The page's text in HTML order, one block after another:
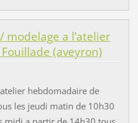
a l’atelier
(aveyron)
hebdomadaire de
les jeudi matin de 10h30